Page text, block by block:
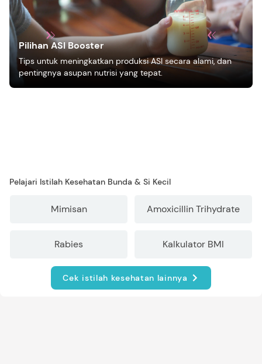
Pilihan ASI Booster
Tips untuk meningkatkan produksi ASI secara alami, dan
pentingnya asupan nutrisi yang tepat.
Pelajari Istilah Kesehatan Bunda & Si Kecil
Mimisan Amoxicillin Trihydrate
Rabies Kalkulator BMI
Cek istilah kesehatan lainnya